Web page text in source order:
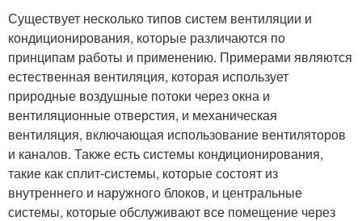
Существует несколько типов систем вентиляции и
кондиционирования, которые различаются по
принципам работы и применению. Примерами являются
естественная вентиляция, которая использует
природные воздушные потоки через окна и
вентиляционные отверстия, и механическая
вентиляция, включающая использование вентиляторов
и каналов. Также есть системы кондиционирования,
такие как сплит-системы, которые состоят из
внутреннего и наружного блоков, и центральные
системы, которые обслуживают все помещение через